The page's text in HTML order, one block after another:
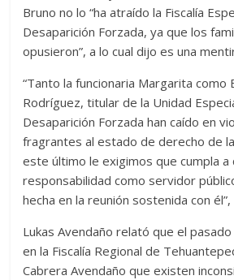
Bruno no lo “ha atraído la Fiscalía
Desaparición Forzada, ya que los
opusieron”, a lo cual dijo es una
“Tanto la funcionaria Margarita como
Rodríguez, titular de la Unidad
Desaparición Forzada han caído en
fragrantes al estado de derecho de
este último le exigimos que cumpla a
responsabilidad como servidor
hecha en la reunión sostenida con él”,
Lukas Avendaño relató que el
en la Fiscalía Regional de
Cabrera Avendaño que existen